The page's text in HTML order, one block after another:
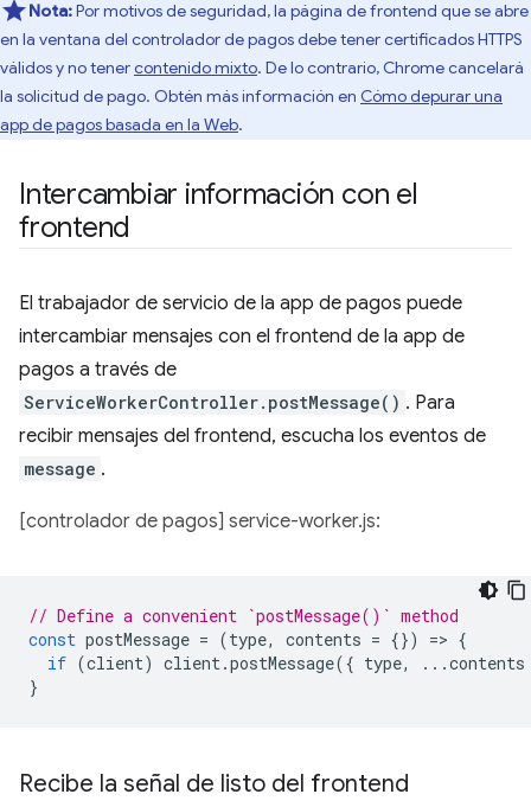
Nota:Por motivos de seguridad, la página de frontend que se abre
en la ventana del controlador de pagos debe tener certificados HTTPS
válidos y no tenercontenido mixto. De lo contrario, Chrome cancelará
la solicitud de pago. Obtén más información en Cómo depurar una
app de pagos basada en la Web.
Intercambiar información con el
frontend
El trabajador de servicio de la app de pagos puede
intercambiar mensajes con el frontend de la app de
pagos a través de
ServiceWorkerController.postMessage() . Para
recibir mensajes del frontend, escucha los eventos de
message .
[controlador de pagos] service-worker.js:
// Define a convenient `postMessage()` method
const postMessage = (type, contents = {}) => {
if (client) client.postMessage({ type, ...contents
}
Recibe la señal de listo del frontend